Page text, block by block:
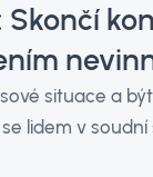
Skončí
situace a
lidem v